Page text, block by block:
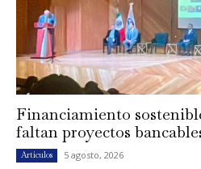
Financiamiento
faltan proyectos
Artículos 5 agosto, 2026